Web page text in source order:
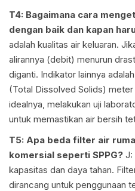
T4: Bagaimana cara
dengan baik dan kapan
adalah kualitas air keluaran.
alirannya (debit) menurun
diganti. Indikator lainnya
(Total Dissolved Solids) meter
idealnya, melakukan uji
untuk memastikan air bersih
T5: Apa beda filter air
komersial seperti SPPG? J:
kapasitas dan daya tahan.
dirancang untuk penggunaan